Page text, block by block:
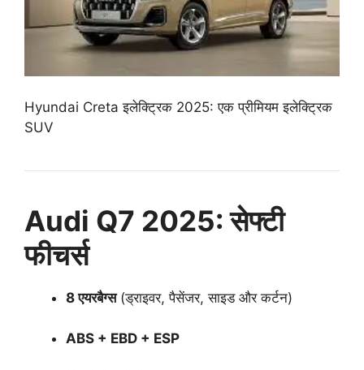
Hyundai Creta इलेक्ट्रिक 2025: एक प्रीमियम इलेक्ट्रिक
SUV
Audi Q7 2025: सेफ्टी
फीचर्स
8 एयरबैग्स(ड्राइवर, पैसेंजर, साइड और कर्टन)
ABS + EBD + ESP